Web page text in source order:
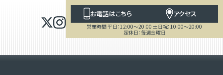
お電話はこちら アクセス
営業時間 平日：12:00～20:00 土日祝：10:00～20:00
定休日：毎週金曜日